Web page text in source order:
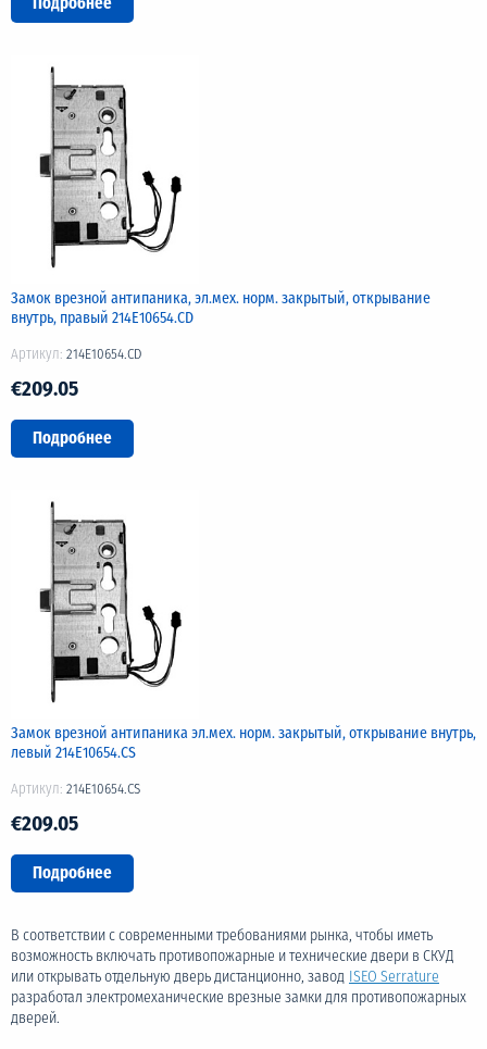
Замок врезной антипаника, эл.мех. норм. закрытый, открывание
внутрь, правый 214E10654.CD
Артикул: 214E10654.CD
€209.05
Подробнее
Замок врезной антипаника эл.мех. норм. закрытый, открывание внутрь,
левый 214E10654.CS
Артикул: 214E10654.CS
€209.05
Подробнее
В соответствии с современными требованиями рынка, чтобы иметь
возможность включать противопожарные и технические двери в СКУД
или открывать отдельную дверь дистанционно, завод ISEO Serrature
разработал электромеханические врезные замки для противопожарных
дверей.